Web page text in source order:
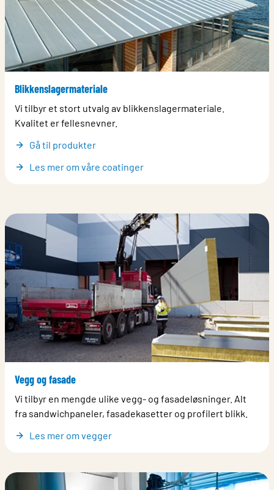
Blikkenslagermateriale
Vi tilbyr et stort utvalg av blikkenslagermateriale.
Kvalitet er fellesnevner.
Gå til produkter
Les mer om våre coatinger
Vegg og fasade
Vi tilbyr en mengde ulike vegg- og fasadeløsninger. Alt
fra sandwichpaneler, fasadekasetter og profilert blikk.
Les mer om vegger